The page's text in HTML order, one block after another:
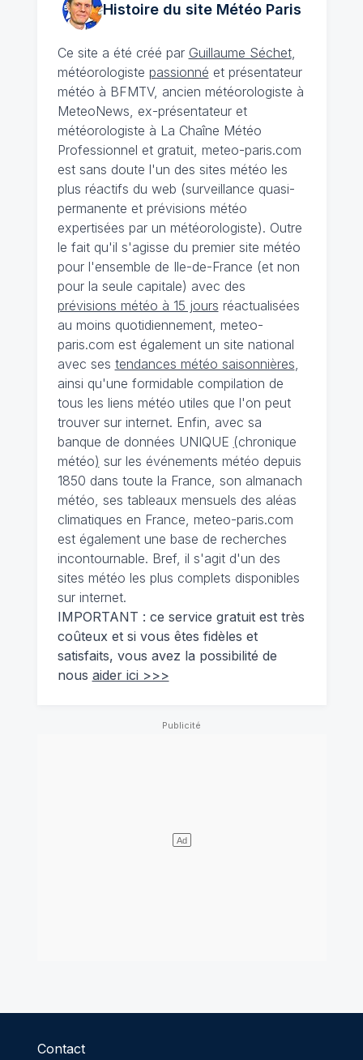
Histoire du site MétéoParis
Ce site a été créé par Guillaume Séchet,
météorologiste passionné et présentateur
météo à BFMTV, ancien météorologiste à
MeteoNews, ex-présentateur et
météorologiste à La Chaîne Météo
Professionnel et gratuit, meteo-paris.com
est sans doute l'un des sites météo les
plus réactifs du web (surveillance quasi-
permanente et prévisions météo
expertisées par un météorologiste). Outre
le fait qu'il s'agisse du premier site météo
pour l'ensemble de Ile-de-France (et non
pour la seule capitale) avec des
prévisions météo à 15 jours réactualisées
au moins quotidiennement, meteo-
paris.com est également un site national
avec ses tendances météo saisonnières,
ainsi qu'une formidable compilation de
tous les liens météo utiles que l'on peut
trouver sur internet. Enfin, avec sa
banque de données UNIQUE (chronique
météo) sur les événements météo depuis
1850 dans toute la France, son almanach
météo, ses tableaux mensuels des aléas
climatiques en France, meteo-paris.com
est également une base de recherches
incontournable. Bref, il s'agit d'un des
sites météo les plus complets disponibles
sur internet.
IMPORTANT : ce service gratuit est très
coûteux et si vous êtes fidèles et
satisfaits, vous avez la possibilité de
nous aider ici >>>
Contact